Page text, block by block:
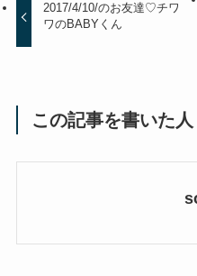
2017/4/10/のお友達♡チワ
ワのBABYくん
この記事を書いた人